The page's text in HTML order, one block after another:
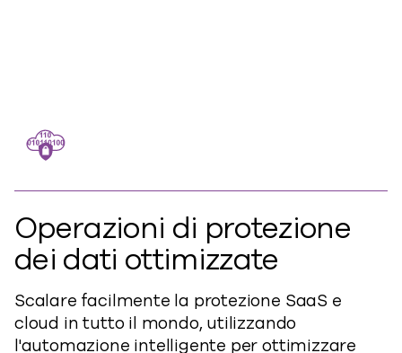
Operazioni di protezione
dei dati ottimizzate
Scalare facilmente la protezione SaaS e
cloud in tutto il mondo, utilizzando
l'automazione intelligente per ottimizzare